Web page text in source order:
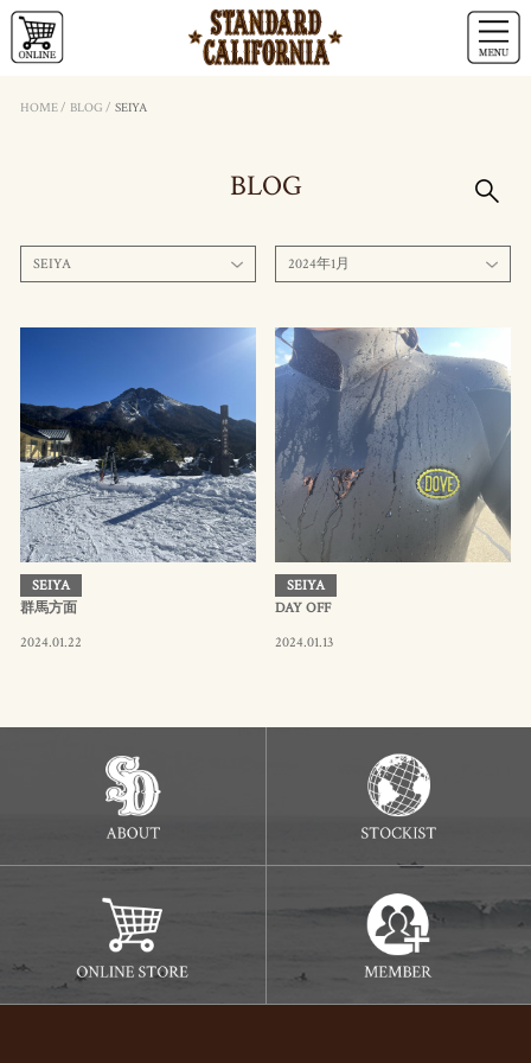
HOME/ BLOG / SEIYA
BLOG
SEIYA 2024年1月
SEIYA
群馬方面
2024.01.22
SEIYA
DAY OFF
2024.01.13